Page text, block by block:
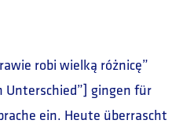
robi wielką różnicę”
Unterschied”] gingen für
ein. Heute überrascht